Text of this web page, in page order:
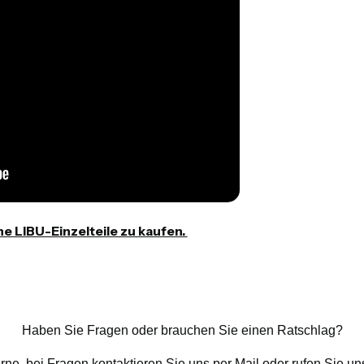
LIBU-Einzelteile zu kaufen.
Haben Sie Fragen oder brauchen Sie einen Ratschlag?